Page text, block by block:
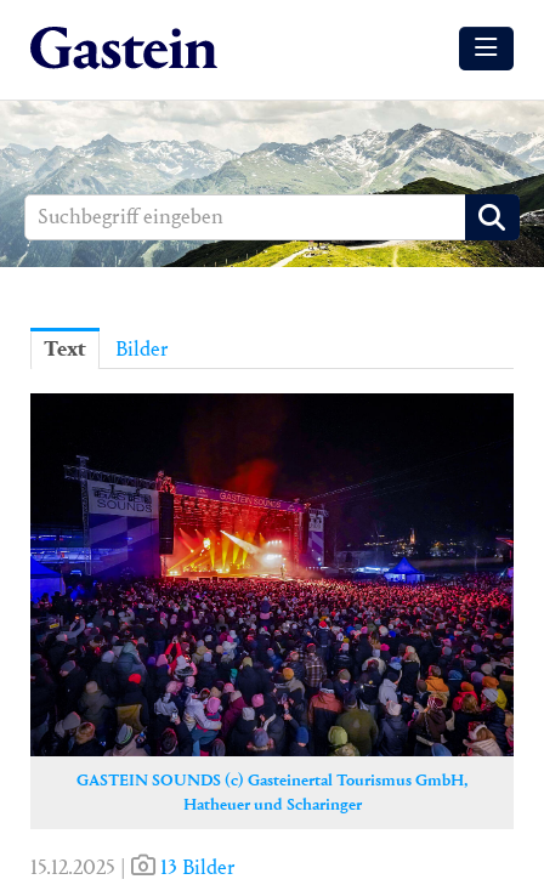
Meldungen
Winter
Media
Winter
Yoga
Pressekontakt
Text Bilder
GASTEIN SOUNDS (c) Gasteinertal Tourismus GmbH,
Hatheuer und Scharinger
15.12.2025 | 13 Bilder